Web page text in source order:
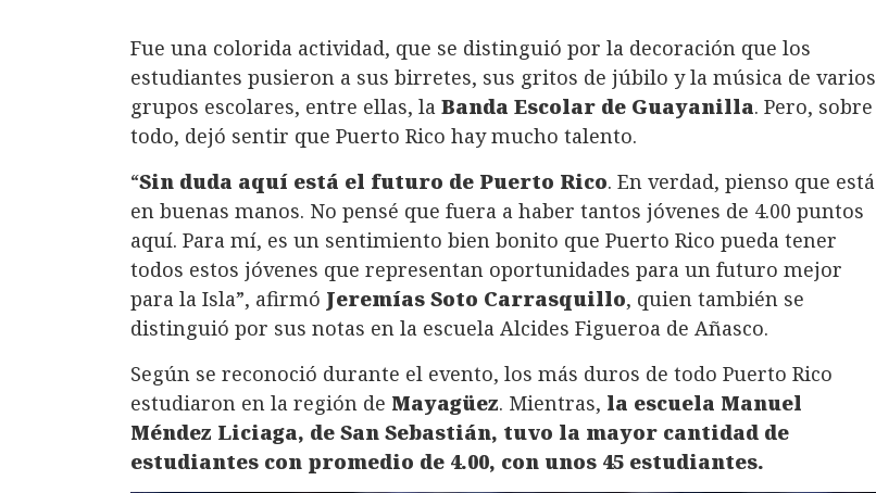
Fue una colorida actividad, que se distinguió por la decoración que los
estudiantes pusieron a sus birretes, sus gritos de júbilo y la música de varios
grupos escolares, entre ellas, la Banda Escolar de Guayanilla. Pero, sobre
todo, dejó sentir que Puerto Rico hay mucho talento.
“Sin duda aquí está el futuro de Puerto Rico. En verdad, pienso que está
en buenas manos. No pensé que fuera a haber tantos jóvenes de 4.00 puntos
aquí. Para mí, es un sentimiento bien bonito que Puerto Rico pueda tener
todos estos jóvenes que representan oportunidades para un futuro mejor
para la Isla”, afirmó Jeremías Soto Carrasquillo, quien también se
distinguió por sus notas en la escuela Alcides Figueroa de Añasco.
Según se reconoció durante el evento, los más duros de todo Puerto Rico
estudiaron en la región de Mayagüez. Mientras, la escuela Manuel
Méndez Liciaga, de San Sebastián, tuvo la mayor cantidad de
estudiantes con promedio de 4.00, con unos 45 estudiantes.